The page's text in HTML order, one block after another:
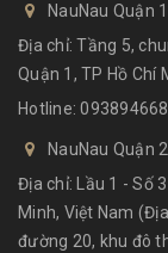
NauNau Quận 1
Địa chỉ: Tầng 5,
Quận 1, TP Hồ Chí
Hotline:
NauNau Quận 2
Địa chỉ: Lầu 1 - Số
Minh, Việt Nam
đường 20, khu đô